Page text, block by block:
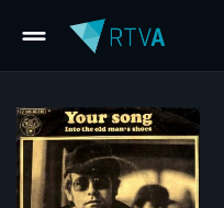
drag_handle